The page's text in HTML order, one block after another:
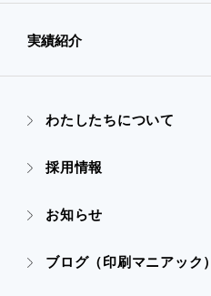
- 映像・動画制作
- デザイン
- 販促グッズ
- 企業情報TOP
- ごあいさつ
- 会社概要
実績紹介
- 実績紹介TOP
わたしたちについて
採用情報
お知らせ
ブログ（印刷マニアック）